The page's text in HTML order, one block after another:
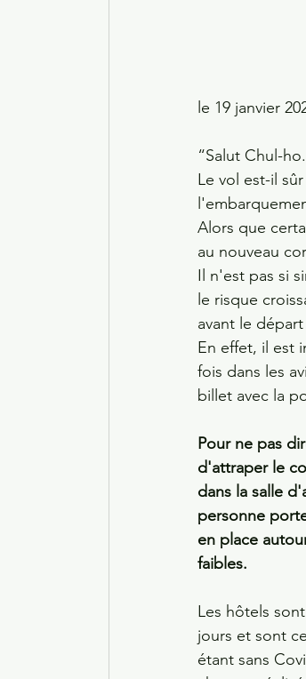
le 19 janvier
“Salut Chul-
Le vol est-il
Alors que
au nouveau
Il n'est pas si
le risque
avant le
En effet, il est
fois dans les
billet avec la
Pour ne pas
d'attraper le
dans la salle
personne
en place
faibles.
Les hôtels
jours et sont
étant sans